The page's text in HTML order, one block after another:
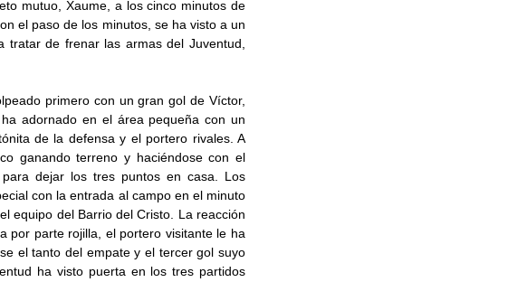
mutuo, Xaume, a los cinco minutos de
el paso de los minutos, se ha visto a un
de frenar las armas del Juventud,
primero con un gran gol de Víctor,
adornado en el área pequeña con un
de la defensa y el portero rivales. A
ganando terreno y haciéndose con el
dejar los tres puntos en casa. Los
con la entrada al campo en el minuto
equipo del Barrio del Cristo. La reacción
por parte rojilla, el portero visitante le ha
el tanto del empate y el tercer gol suyo
ha visto puerta en los tres partidos